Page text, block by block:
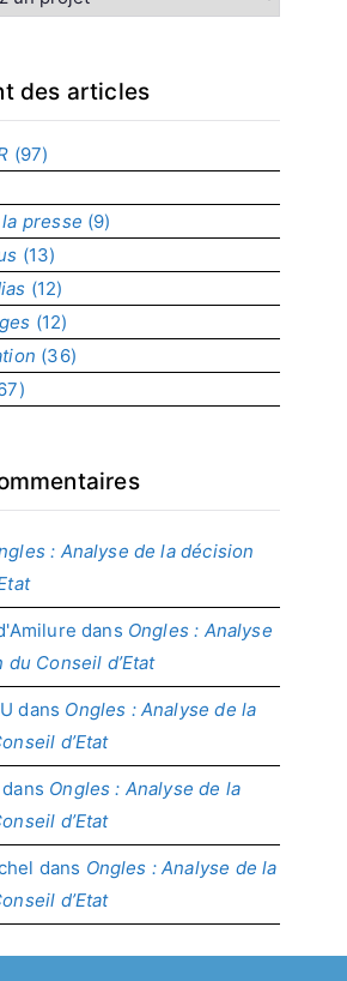
des articles
(97)
presse (9)
(13)
(12)
(12)
(36)
: Analyse de la décision
dans Ongles : Analyse
Conseil d’Etat
dans Ongles : Analyse de la
d’Etat
dans Ongles : Analyse de la
d’Etat
dans Ongles : Analyse de la
d’Etat